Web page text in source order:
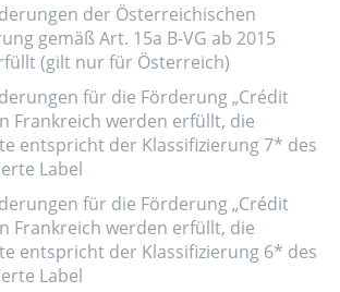
der Österreichischen
gemäß Art. 15a B-VG ab 2015
(gilt nur für Österreich)
für die Förderung „Crédit
Frankreich werden erfüllt, die
entspricht der Klassifizierung 7* des
Label
für die Förderung „Crédit
Frankreich werden erfüllt, die
entspricht der Klassifizierung 6* des
Label